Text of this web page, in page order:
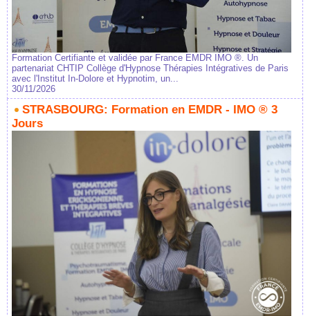
Formation Certifiante et validée par France EMDR IMO ®. Un
partenariat CHTIP Collège d'Hypnose Thérapies Intégratives de Paris
avec l'Institut In-Dolore et Hypnotim, un...
30/11/2026
STRASBOURG: Formation en EMDR - IMO ® 3
Jours